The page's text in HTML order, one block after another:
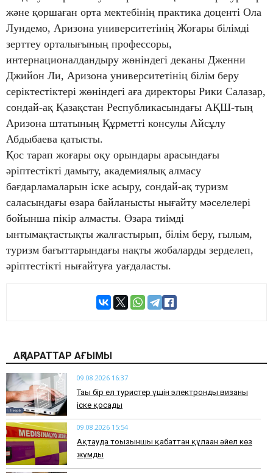
және қоршаған орта мектебінің практика доценті Ола
Лундемо, Аризона университетінің Жоғары білімді
зерттеу орталығының профессоры,
интернационалдандыру жөніндегі деканы Дженни
Джийон Ли, Аризона университетінің білім беру
серіктестіктері жөніндегі аға директоры Рики Салазар,
сондай-ақ Қазақстан Республикасындағы АҚШ-тың
Аризона штатының Құрметті консулы Айсұлу
Абдыбаева қатысты.
Қос тарап жоғары оқу орындары арасындағы
әріптестікті дамыту, академиялық алмасу
бағдарламаларын іске асыру, сондай-ақ туризм
саласындағы өзара байланысты нығайту мәселелері
бойынша пікір алмасты. Өзара тиімді
ынтымақтастықты жалғастырып, білім беру, ғылым,
туризм бағыттарындағы нақты жобаларды зерделеп,
әріптестікті нығайтуға уағдаласты.
АҚПАРАТТАР АҒЫМЫ
09.08.2026 16:37
Тағы бір ел туристер үшін электронды визаны
іске қосады
09.08.2026 15:54
Ақтауда тоғызыншы қабаттан құлаған әйел көз
жұмды